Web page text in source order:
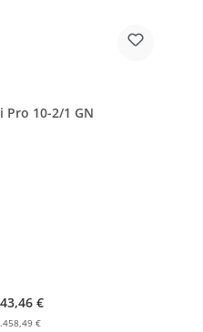
Pro 10-2/1 GN
Preis:
€
€